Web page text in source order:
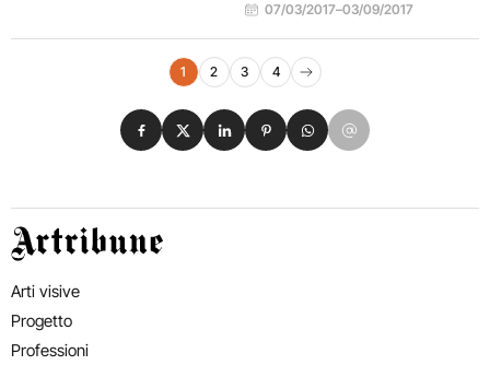
07/03/2017–03/09/2017
Navigazione eventi
1 2 3 4
Pagina successiva
Condividi su Facebook
Condividi su X
Condividi su LinkedIn
Condividi su Pinterest
Condividi su WhatsApp
Condividi su Email
Artribune
Arti visive
Progetto
Professioni